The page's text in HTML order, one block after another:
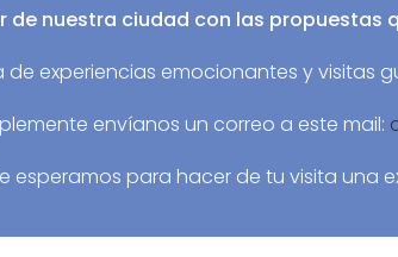
de nuestra ciudad con las propuestas
experiencias emocionantes y visitas
envíanos un correo a este mail:
esperamos para hacer de tu visita una